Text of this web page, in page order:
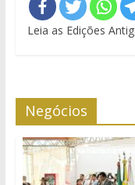
Leia as Edições
Negócios